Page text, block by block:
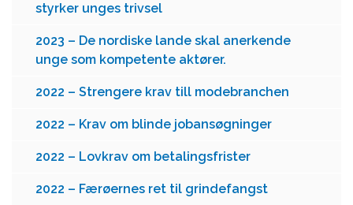
styrker unges trivsel
2023 – De nordiske lande skal anerkende
unge som kompetente aktører.
2022 – Strengere krav till modebranchen
2022 – Krav om blinde jobansøgninger
2022 – Lovkrav om betalingsfrister
2022 – Færøernes ret til grindefangst